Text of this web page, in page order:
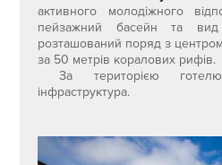
активного молодіжного
пейзажний басейн та
розташований поряд з
за 50 метрів коралових рифів.
За територією
інфраструктура.